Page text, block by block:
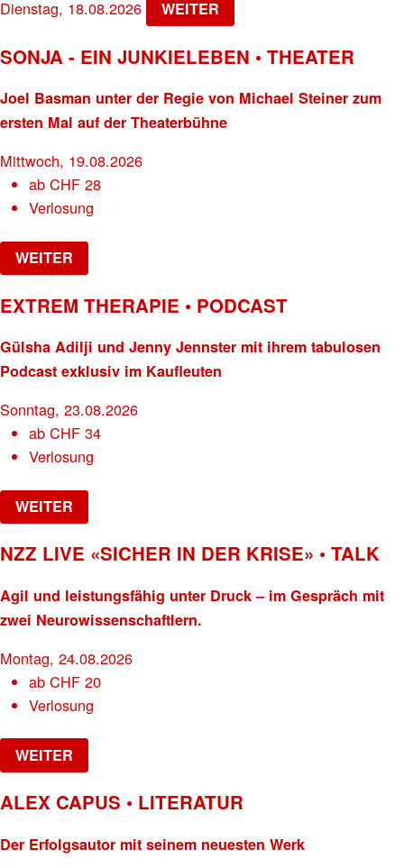
Dienstag, 18.08.2026 WEITER
SONJA - EIN JUNKIELEBEN • THEATER
Joel Basman unter der Regie von Michael Steiner zum
ersten Mal auf der Theaterbühne
Mittwoch, 19.08.2026
abCHF 28
Verlosung
WEITER
EXTREM THERAPIE • PODCAST
Gülsha Adilji und Jenny Jennster mit ihrem tabulosen
Podcast exklusiv im Kaufleuten
Sonntag, 23.08.2026
abCHF 34
Verlosung
WEITER
NZZ LIVE «SICHER IN DER KRISE» • TALK
Agil und leistungsfähig unter Druck – im Gespräch mit
zwei Neurowissenschaftlern.
Montag, 24.08.2026
abCHF 20
Verlosung
WEITER
ALEX CAPUS • LITERATUR
Der Erfolgsautor mit seinem neuesten Werk